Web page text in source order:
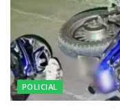
POLICIAL